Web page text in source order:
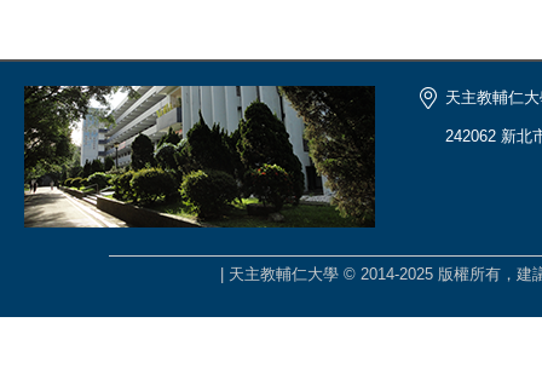
天主教輔仁
242062 新北
| 天主教輔仁大學 © 2014-2025 版權所有，